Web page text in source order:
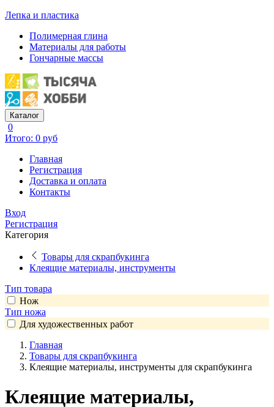
Лепка и пластика
Полимерная глина
Материалы для работы
Гончарные массы
Каталог
0
Итого: 0 руб
Главная
Регистрация
Доставка и оплата
Контакты
Вход
Регистрация
Категория
Товары для скрапбукинга
Клеящие материалы, инструменты
Тип товара
Нож
Тип ножа
Для художественных работ
Главная
Товары для скрапбукинга
Клеящие материалы, инструменты для скрапбукинга
Клеящие материалы,